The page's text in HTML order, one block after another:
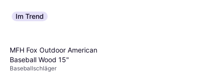
Im Trend
MFH Fox Outdoor American
Baseball Wood 15"
Baseballschläger